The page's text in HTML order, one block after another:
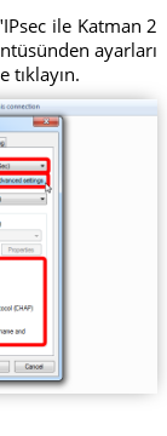
ile Katman 2
ayarları
tıklayın.